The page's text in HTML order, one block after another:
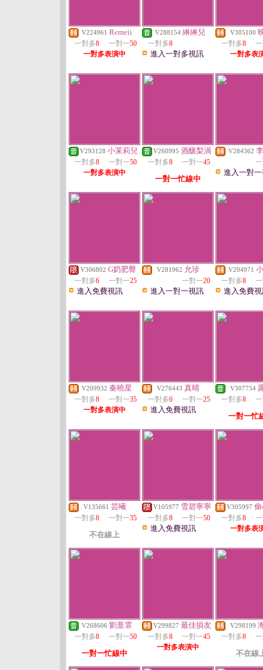
V224961 Remeii
一對多8 一對一50
一對多表演中
V288154 綝綝兒
一對多8
進入一對多視訊
V305100
一對多8
一對多表
V293128 小茉莉兒
一對多8 一對一50
一對多表演中
V260995 酒釀梨渦
一對多8 一對一45
一對一忙線中
V284362
進入一對
V306802 G奶肥臀
一對多6 一對一25
進入免費視訊
V281962 允珍
一對一20
進入一對一視訊
V204971
一對多8
進入免費
V209932 秦曉星
一對多8 一對一35
一對多表演中
V276443 真晴
一對多6 一對一25
進入免費視訊
V307754
一對多8
一對一忙
V135661 芸曦
一對多8 一對一35
不在線上
V105977 雪碧寧寧
一對多8 一對一50
進入免費視訊
V305997
一對多8
一對多表
V268606 劉薏霏
一對多8 一對一50
一對一忙線中
V299827 最佳損友
一對多8 一對一45
一對多表演中
V298199
一對多8
不在線